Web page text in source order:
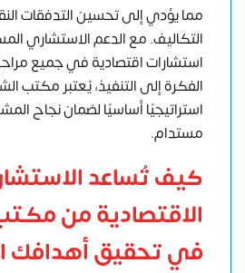
مما يؤدي إلى تحسين التدفقات
التكاليف. مع الدعم الاستشاري
استشارات اقتصادية في جميع
الفكرة إلى التنفيذ، يُعتبر مكتب
استراتيجيًا أساسيًا لضمان نجاح
مستدام.
كيف تُساعد
الاقتصادية من
في تحقيق أهدافك